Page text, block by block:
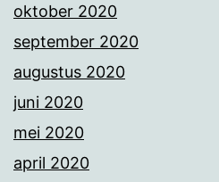
oktober 2020
september 2020
augustus 2020
juni 2020
mei 2020
april 2020